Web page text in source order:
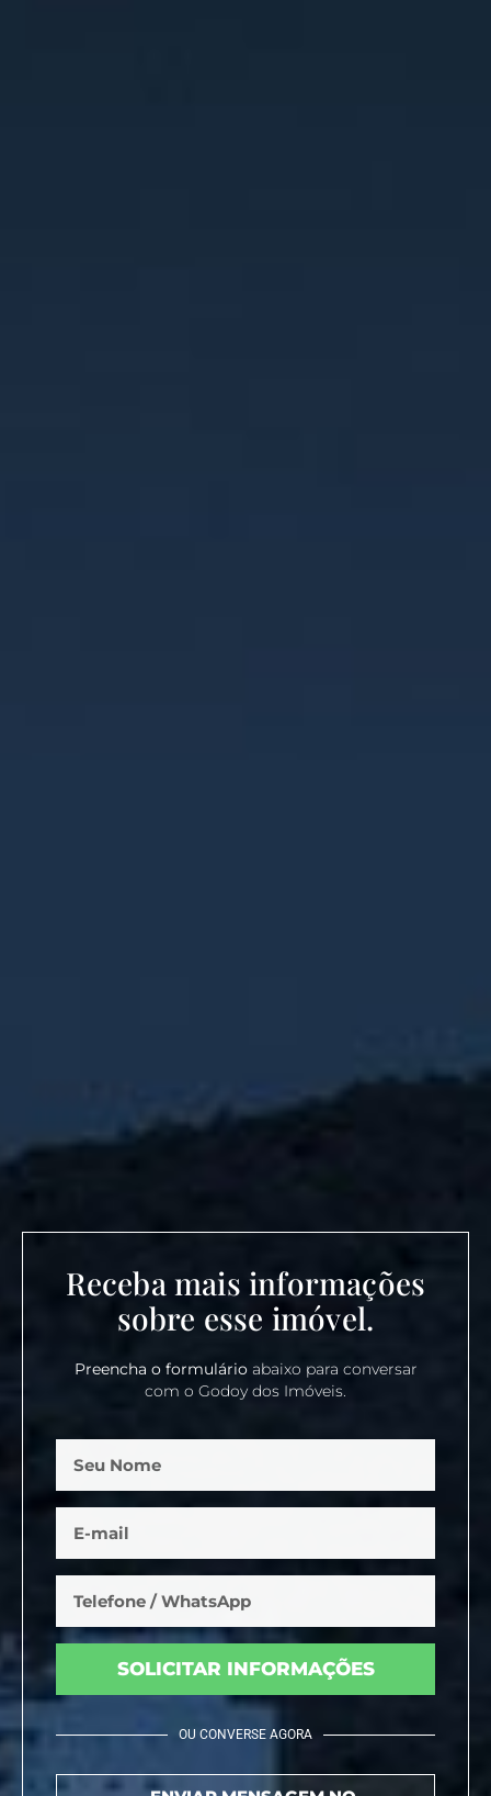
Receba mais informações
sobre esse imóvel.
Preencha o formulárioabaixo para conversar
com o Godoy dos Imóveis.
SOLICITAR INFORMAÇÕES
OU CONVERSE AGORA